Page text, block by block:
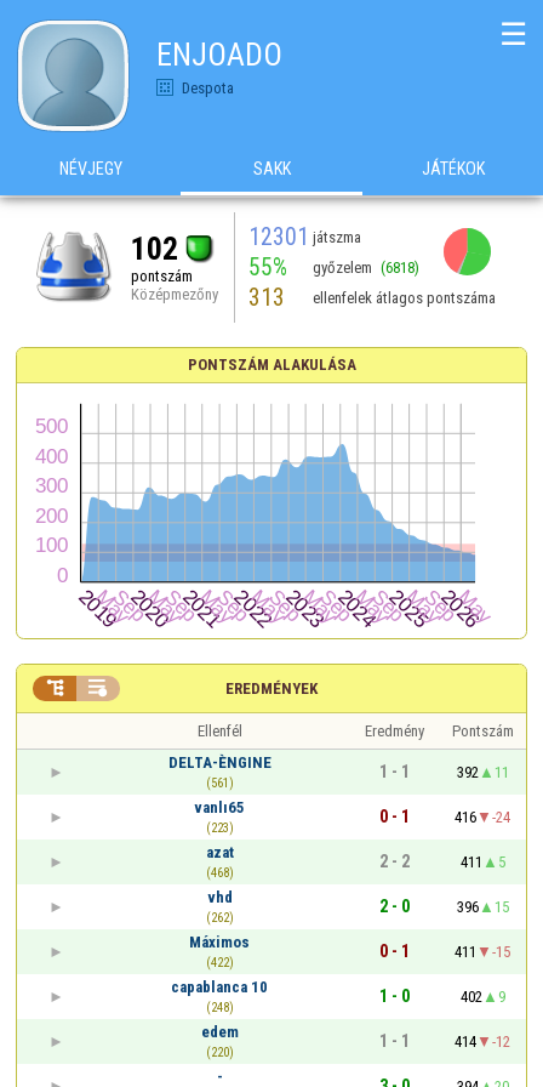
ENJOADO
Despota
☰
NÉVJEGY SAKK JÁTÉKOK
102
pontszám
Középmezőny
12301 játszma
55% győzelem (6818)
313 ellenfelek átlagos pontszáma
PONTSZÁM ALAKULÁSA
EREDMÉNYEK
 
Ellenfél Eredmény
Pontszám
DELTA-ÈNGINE
(561)
1 - 1 392
11
vanlı65
(223)
0 - 1 416
-24
azat
(468)
2 - 2 411
5
vhd
(262)
2 - 0 396
15
Máximos
(422)
0 - 1 411
-15
capablanca 10
(248)
1 - 0 402
9
edem
(220)
1 - 1 414
-12
-